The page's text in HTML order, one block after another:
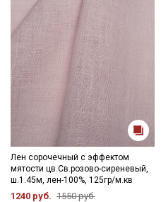
Лен сорочечный с эффектом
мятости цв.Св.розово-сиреневый,
ш.1.45м, лен-100%, 125гр/м.кв
1240 руб. 1550 руб.